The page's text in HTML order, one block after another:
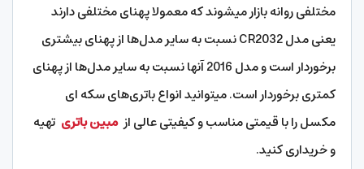
مختلفی روانه بازار می‎شوند که معمولا پهنای مختلفی دارند
یعنی مدل CR2032 نسبت به سایر مدل‎‌ها از پهنای بیشتری
برخوردار است و مدل 2016 آن‎ها نسبت به سایر مدل‎‌ها از پهنای
کمتری برخوردار است. می‎توانید انواع باتری‌های سکه ای
مکسل را با قیمتی مناسب و کیفیتی عالی ازمبین باتری تهیه
و خریداری کنید.